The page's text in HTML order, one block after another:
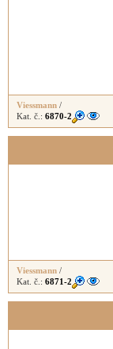
Viessmann /
Kat. č.: 6870-2
Viessmann /
Kat. č.: 6871-2